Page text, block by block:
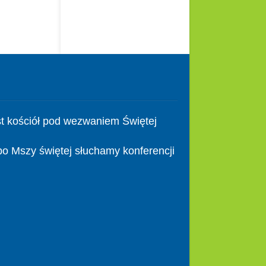
pod wezwaniem Świętej
Mszy świętej słuchamy konferencji